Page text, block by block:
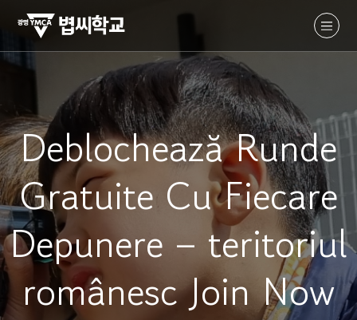
Deblochează Runde
Gratuite Cu Fiecare
Depunere – teritoriul
românesc Join Now